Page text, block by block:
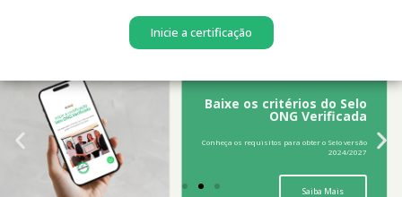
Inicie a certificação
Baixe os critérios do Selo
ONG Verificada
2024/2027
Saiba Mais